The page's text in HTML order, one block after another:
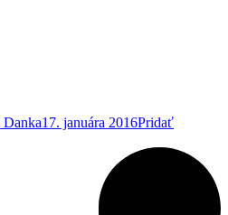
Danka17. januára 2016Pridať